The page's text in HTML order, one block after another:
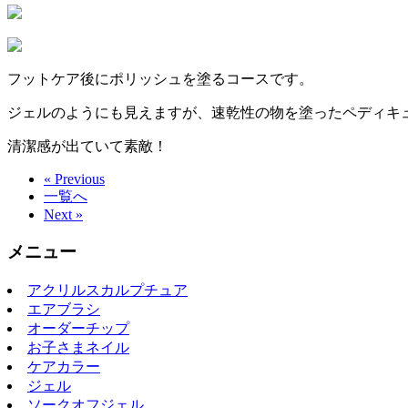
フットケア後にポリッシュを塗るコースです。
ジェルのようにも見えますが、速乾性の物を塗ったペディキ
清潔感が出ていて素敵！
« Previous
一覧へ
Next »
メニュー
アクリルスカルプチュア
エアブラシ
オーダーチップ
お子さまネイル
ケアカラー
ジェル
ソークオフジェル